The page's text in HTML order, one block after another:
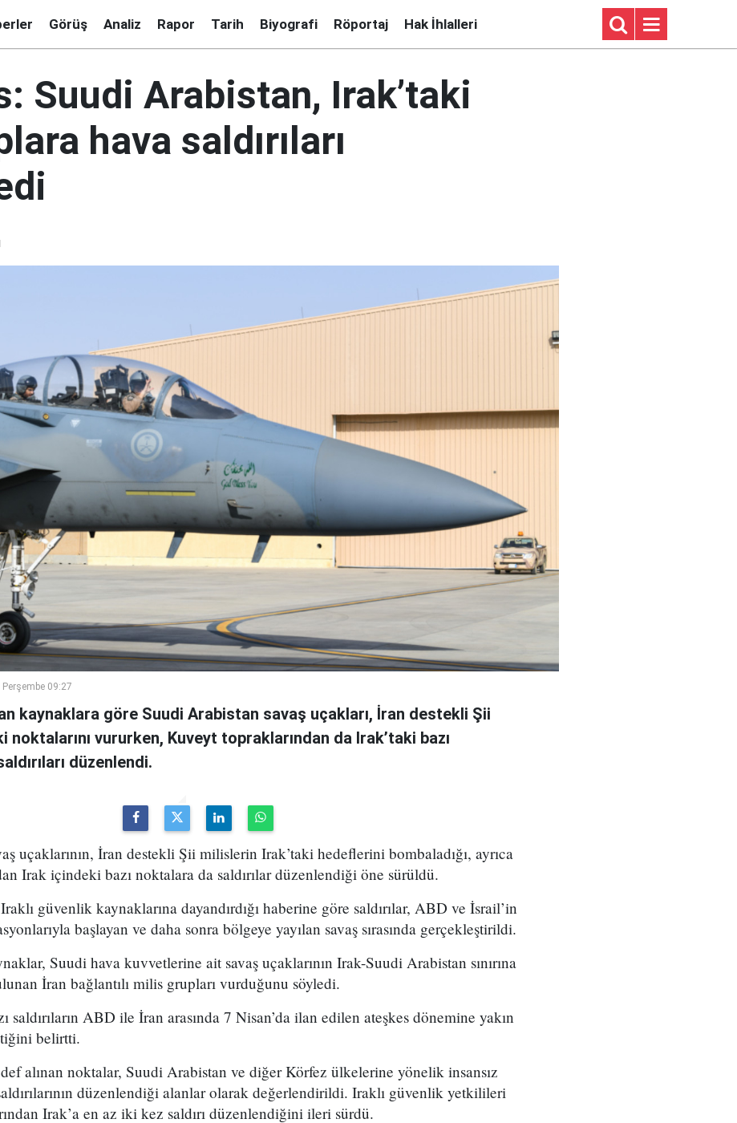
Görüş Analiz Rapor Tarih Biyografi Röportaj Hak İhlalleri
Suudi Arabistan, Irak’taki
hava saldırıları
09:27
kaynaklara göre Suudi Arabistan savaş uçakları, İran destekli Şii
noktalarını vururken, Kuveyt topraklarından da Irak’taki bazı
düzenlendi.
uçaklarının, İran destekli Şii milislerin Irak’taki hedeflerini bombaladığı, ayrıca
Irak içindeki bazı noktalara da saldırılar düzenlendiği öne sürüldü.
Iraklı güvenlik kaynaklarına dayandırdığı haberine göre saldırılar, ABD ve İsrail’in
başlayan ve daha sonra bölgeye yayılan savaş sırasında gerçekleştirildi.
Suudi hava kuvvetlerine ait savaş uçaklarının Irak-Suudi Arabistan sınırına
İran bağlantılı milis grupları vurduğunu söyledi.
saldırıların ABD ile İran arasında 7 Nisan’da ilan edilen ateşkes dönemine yakın
belirtti.
alınan noktalar, Suudi Arabistan ve diğer Körfez ülkelerine yönelik insansız
düzenlendiği alanlar olarak değerlendirildi. Iraklı güvenlik yetkilileri
Irak’a en az iki kez saldırı düzenlendiğini ileri sürdü.